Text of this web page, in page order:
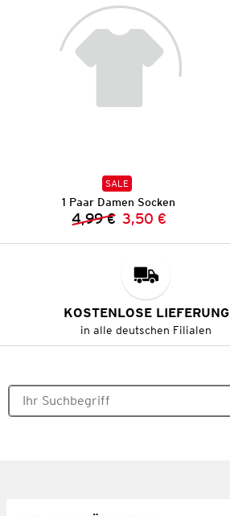
SALE
1 Paar Damen Socken
Vorheriger Preis:
4,99 € Neuer Preis:
3,50 €
KOSTENLOSE LIEFERUNG
in alle deutschen Filialen